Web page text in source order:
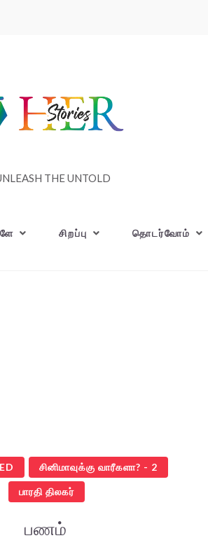
THE UNTOLD
சிறப்பு தொடர்வோம்
சினிமாவுக்கு வாரீகளா? - 2
பாரதி திலகர்
பணம்